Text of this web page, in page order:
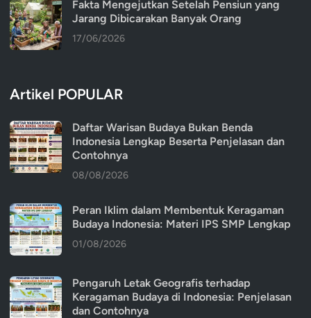
Fakta Mengejutkan Setelah Pensiun yang
Jarang Dibicarakan Banyak Orang
17/06/2026
Artikel POPULAR
Daftar Warisan Budaya Bukan Benda
Indonesia Lengkap Beserta Penjelasan dan
Contohnya
08/08/2026
Peran Iklim dalam Membentuk Keragaman
Budaya Indonesia: Materi IPS SMP Lengkap
01/08/2026
Pengaruh Letak Geografis terhadap
Keragaman Budaya di Indonesia: Penjelasan
dan Contohnya